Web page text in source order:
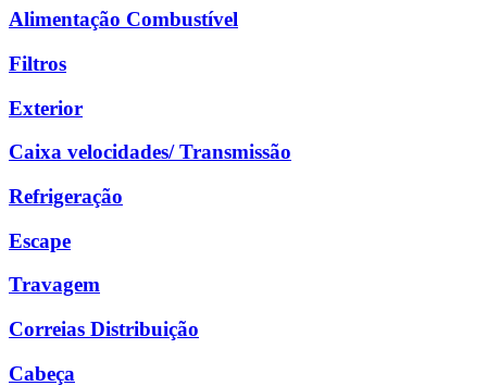
Alimentação Combustível
Filtros
Exterior
Caixa velocidades/ Transmissão
Refrigeração
Escape
Travagem
Correias Distribuição
Cabeça